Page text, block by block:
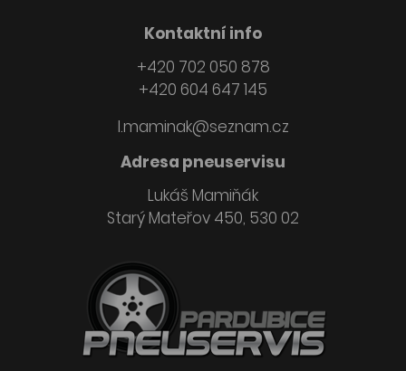
Kontaktní info
+420 702 050 878
+420 604 647 145
l.maminak@seznam.cz
Adresa pneuservisu
Lukáš Mamiňák
Starý Mateřov 450, 530 02